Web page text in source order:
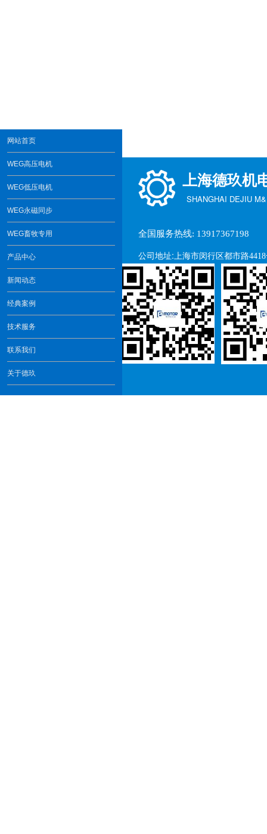
公司地址:上海市闵行区都市路
全国服务热线: 13917367198
上海德玖机
SHANGHAI DEJIU
网站首页
WEG高压电机
WEG低压电机
WEG永磁同步
WEG畜牧专用
产品中心
新闻动态
经典案例
技术服务
联系我们
关于德玖